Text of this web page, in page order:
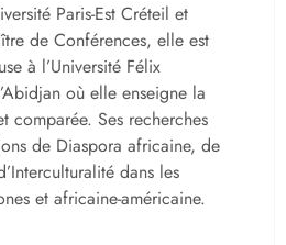
Paris-Est Créteil et
de Conférences, elle est
à l’Université Félix
où elle enseigne la
comparée. Ses recherches
de Diaspora africaine, de
dans les
et africaine-américaine.